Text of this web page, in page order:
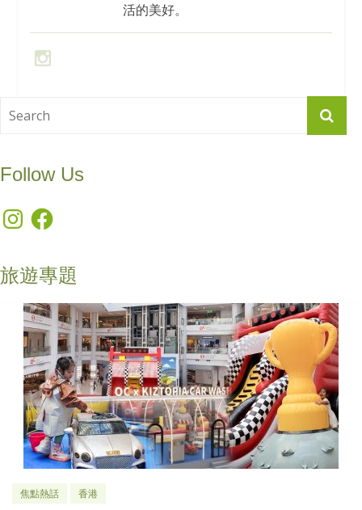
活的美好。
Follow Us
InstagramFacebook
旅遊專題
焦點熱話 香港